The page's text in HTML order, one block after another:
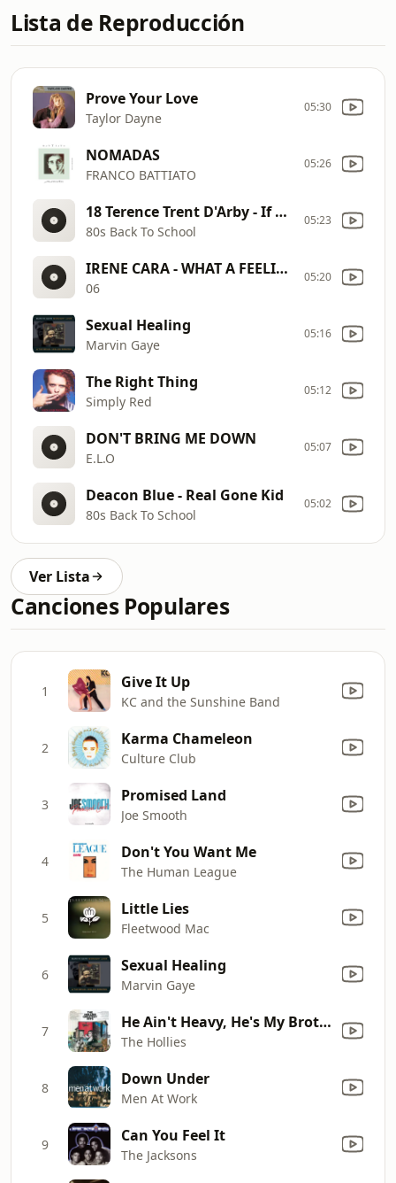
Lista de Reproducción
Prove Your Love
Taylor Dayne
05:30
NOMADAS
FRANCO BATTIATO
05:26
18 Terence Trent D'Arby - If You Let Me Stay
80s Back To School
05:23
IRENE CARA - WHAT A FEELING (FLASHDANCE)
06
05:20
Sexual Healing
Marvin Gaye
05:16
The Right Thing
Simply Red
05:12
DON'T BRING ME DOWN
E.L.O
05:07
Deacon Blue - Real Gone Kid
80s Back To School
05:02
Ver Lista
Canciones Populares
1 Give It Up
KC and the Sunshine Band
2 Karma Chameleon
Culture Club
3 Promised Land
Joe Smooth
4 Don't You Want Me
The Human League
5 Little Lies
Fleetwood Mac
6 Sexual Healing
Marvin Gaye
7 He Ain't Heavy, He's My Brother
The Hollies
8 Down Under
Men At Work
9 Can You Feel It
The Jacksons